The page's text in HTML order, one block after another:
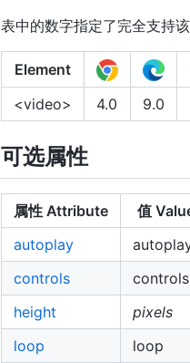
表中的数字指定了完全支持
Element
<video>
4.0 9.0
可选属性
属性 Attribute 值
autoplay
controls
controls
height
pixels
loop
loop